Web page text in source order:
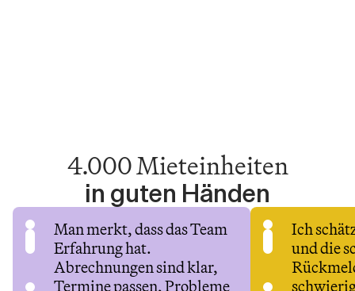
4.000 Mieteinheiten
in guten Händen
Man merkt, dass das Team
Erfahrung hat.
Abrechnungen sind klar,
Termine passen, Probleme
Ich
und die